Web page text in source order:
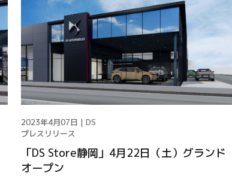
2023年4月07日 | DS
プレスリリース
「DS Store静岡」4月22日（土）グランド
オープン